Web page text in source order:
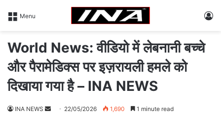
Menu
World News: वीडियो में लेबनानी बच्चे
और पैरामेडिक्स पर इज़रायली हमले को
दिखाया गया है – INA NEWS
INA NEWS 22/05/2026 1,690 1 minute read